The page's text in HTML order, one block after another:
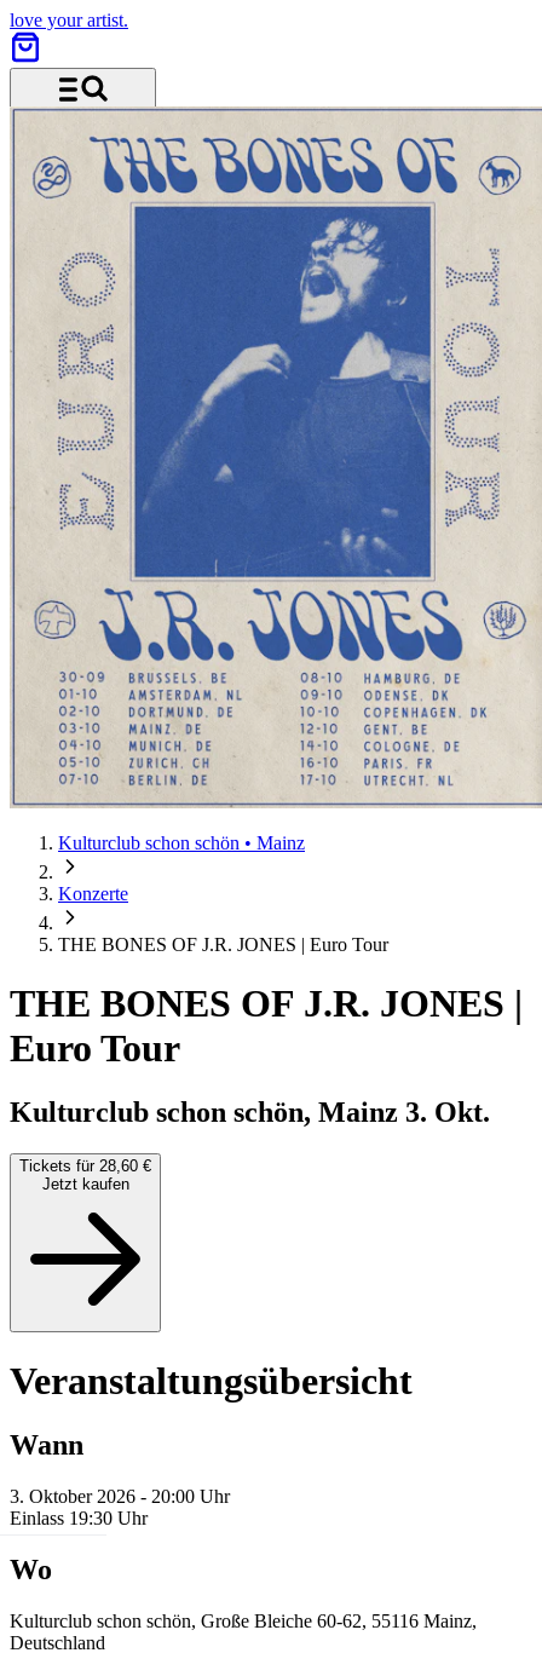
love your artist.
Kulturclub schon schön • Mainz
Konzerte
THE BONES OF J.R. JONES | Euro Tour
THE BONES OF J.R. JONES |
Euro Tour
Kulturclub schon schön, Mainz 3. Okt.
Tickets für 28,60 €
Jetzt kaufen
Veranstaltungsübersicht
Wann
3. Oktober 2026 - 20:00 Uhr
Einlass 19:30 Uhr
Wo
Kulturclub schon schön, Große Bleiche 60-62, 55116 Mainz,
Deutschland